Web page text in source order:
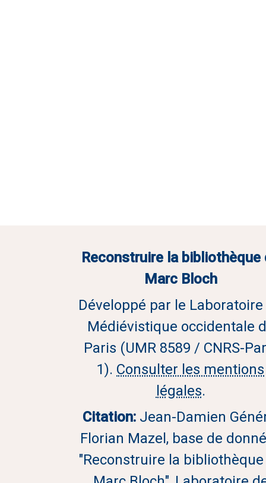
Reconstruire la bibliothèque
Marc Bloch
Développé par le
Médiévistique occidentale
Paris (UMR 8589 / CNRS-
1). Consulter les mentions
légales.
Citation: Jean-Damien
Florian Mazel, base de
"Reconstruire la